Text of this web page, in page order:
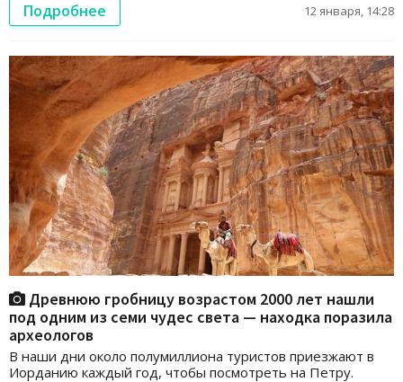
Подробнее 12 января, 14:28
Древнюю гробницу возрастом 2000 лет нашли
под одним из семи чудес света — находка поразила
археологов
В наши дни около полумиллиона туристов приезжают в
Иорданию каждый год, чтобы посмотреть на Петру.